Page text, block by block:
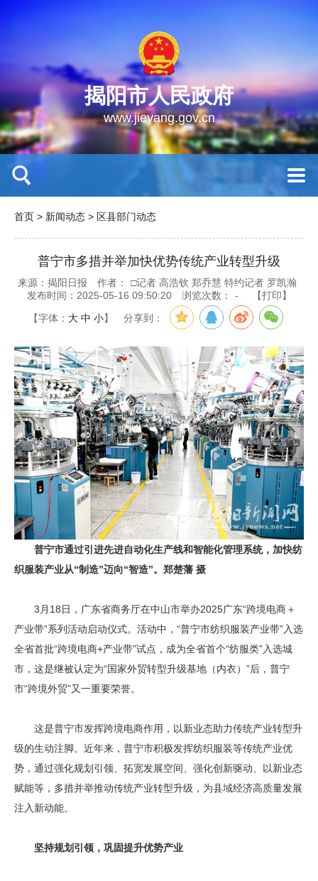
揭阳市人民政府
www.jieyang.gov.cn
首页 > 新闻动态 > 区县部门动态
普宁市多措并举加快优势传统产业转型升级
来源：揭阳日报 作者：
□记者 高浩钦 郑乔慧 特约记者 罗凯瀚
发布时间：2025-05-16 09:50:20
浏览次数： - 【打印】
【字体： 大 中 小】 分享到：
普宁市通过引进先进自动化生产线和智能化管理系统，加快纺
织服装产业从“制造”迈向“智造”。郑楚藩 摄
3月18日，广东省商务厅在中山市举办2025广东“跨境电商＋
产业带”系列活动启动仪式。活动中，“普宁市纺织服装产业带”入选
全省首批“跨境电商+产业带”试点，成为全省首个“纺服类”入选城
市，这是继被认定为“国家外贸转型升级基地（内衣）”后，普宁
市“跨境外贸”又一重要荣誉。
这是普宁市发挥跨境电商作用，以新业态助力传统产业转型升
级的生动注脚。近年来，普宁市积极发挥纺织服装等传统产业优
势，通过强化规划引领、拓宽发展空间、强化创新驱动、以新业态
赋能等，多措并举推动传统产业转型升级，为县域经济高质量发展
注入新动能。
坚持规划引领，巩固提升优势产业